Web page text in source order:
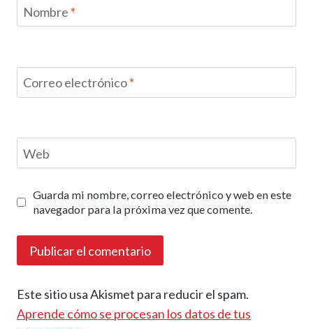
Nombre *
Correo electrónico*
Web
Guarda mi nombre, correo electrónico y web en este
navegador para la próxima vez que comente.
Este sitio usa Akismet para reducir el spam.
Aprende cómo se procesan los datos de tus